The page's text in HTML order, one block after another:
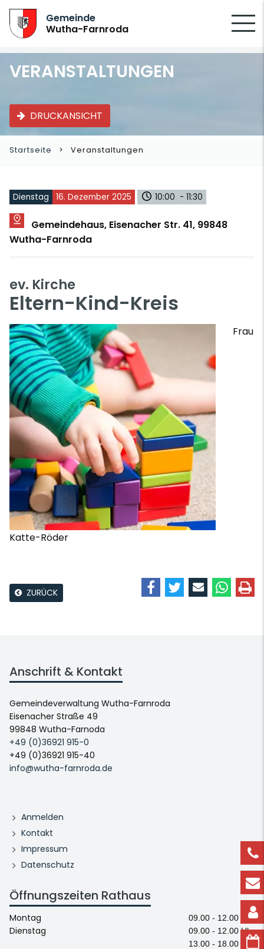
Gemeinde
Wutha-Farnroda
VERANSTALTUNGEN
DRUCKANSICHT
Startseite Veranstaltungen
Dienstag 16. Dezember 2025 10:00 - 11:30
Gemeindehaus, Eisenacher Str. 41, 99848
Wutha-Farnroda
ev. Kirche
Eltern-Kind-Kreis
Frau
Katte-Röder
ZURÜCK
Anschrift & Kontakt
Gemeindeverwaltung Wutha-Farnroda
Eisenacher Straße 49
99848 Wutha-Farnoda
+49 (0)36921 915-0
+49 (0)36921 915-40
info@wutha-farnroda.de
Anmelden
Kontakt
Impressum
Datenschutz
Öffnungszeiten Rathaus
Montag 09.00 - 12.00 Uhr
Dienstag
09.00 - 12.00 Uhr
13.00 - 18.00 Uhr